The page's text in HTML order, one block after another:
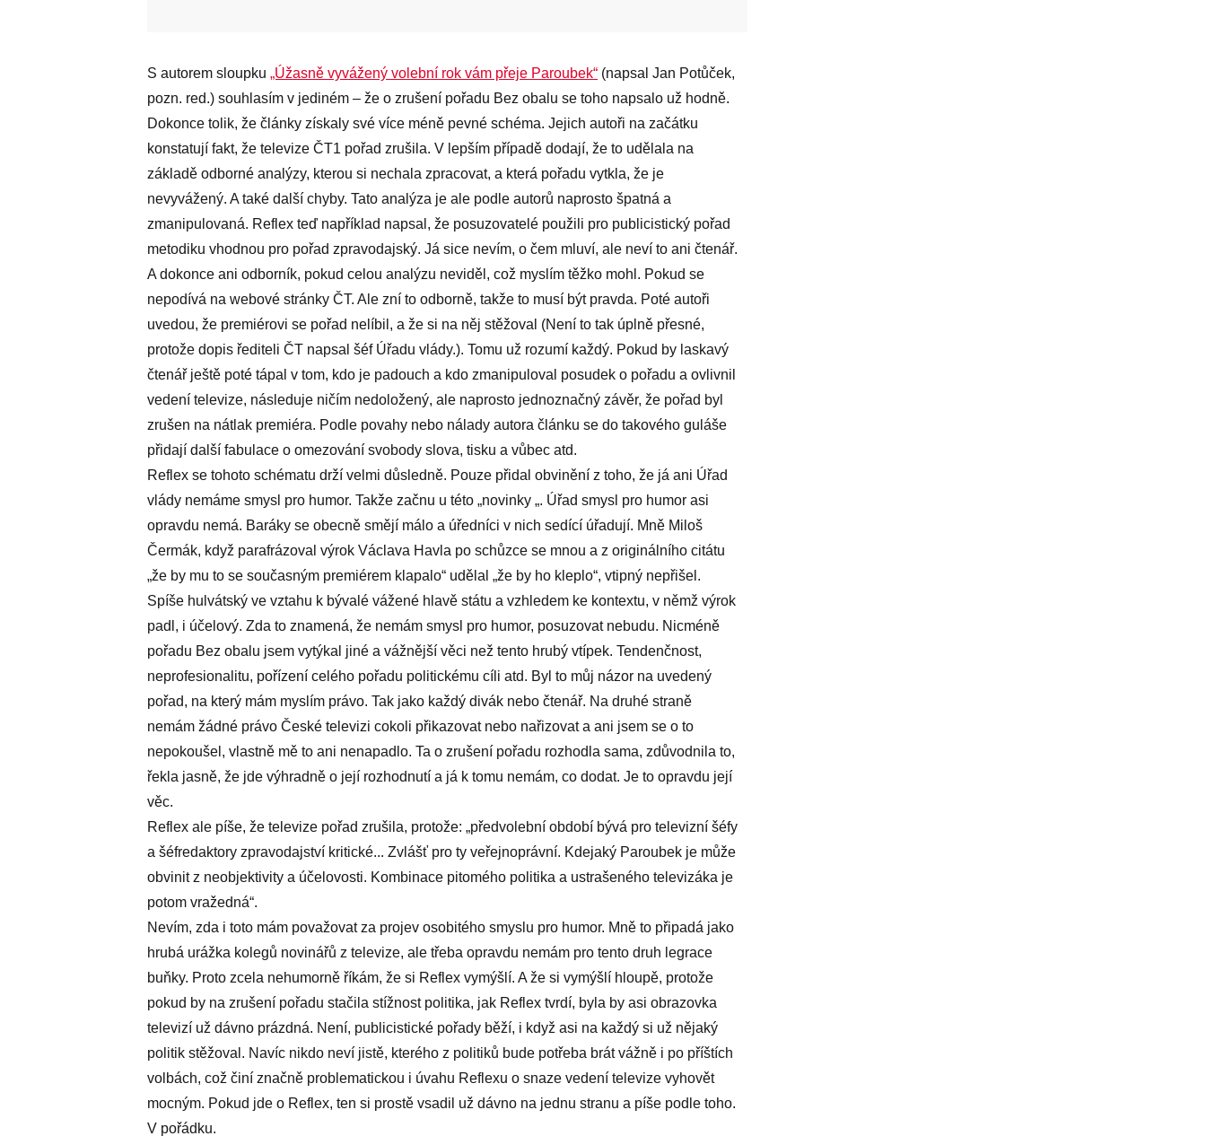
S autorem sloupku „Úžasně vyvážený volební rok vám přeje Paroubek“ (napsal Jan Potůček,
pozn. red.) souhlasím v jediném – že o zrušení pořadu Bez obalu se toho napsalo už hodně.
Dokonce tolik, že články získaly své více méně pevné schéma. Jejich autoři na začátku
konstatují fakt, že televize ČT1 pořad zrušila. V lepším případě dodají, že to udělala na
základě odborné analýzy, kterou si nechala zpracovat, a která pořadu vytkla, že je
nevyvážený. A také další chyby. Tato analýza je ale podle autorů naprosto špatná a
zmanipulovaná. Reflex teď například napsal, že posuzovatelé použili pro publicistický pořad
metodiku vhodnou pro pořad zpravodajský. Já sice nevím, o čem mluví, ale neví to ani čtenář.
A dokonce ani odborník, pokud celou analýzu neviděl, což myslím těžko mohl. Pokud se
nepodívá na webové stránky ČT. Ale zní to odborně, takže to musí být pravda. Poté autoři
uvedou, že premiérovi se pořad nelíbil, a že si na něj stěžoval (Není to tak úplně přesné,
protože dopis řediteli ČT napsal šéf Úřadu vlády.). Tomu už rozumí každý. Pokud by laskavý
čtenář ještě poté tápal v tom, kdo je padouch a kdo zmanipuloval posudek o pořadu a ovlivnil
vedení televize, následuje ničím nedoložený, ale naprosto jednoznačný závěr, že pořad byl
zrušen na nátlak premiéra. Podle povahy nebo nálady autora článku se do takového guláše
přidají další fabulace o omezování svobody slova, tisku a vůbec atd.
Reflex se tohoto schématu drží velmi důsledně. Pouze přidal obvinění z toho, že já ani Úřad
vlády nemáme smysl pro humor. Takže začnu u této „novinky „. Úřad smysl pro humor asi
opravdu nemá. Baráky se obecně smějí málo a úředníci v nich sedící úřadují. Mně Miloš
Čermák, když parafrázoval výrok Václava Havla po schůzce se mnou a z originálního citátu
„že by mu to se současným premiérem klapalo“ udělal „že by ho kleplo“, vtipný nepřišel.
Spíše hulvátský ve vztahu k bývalé vážené hlavě státu a vzhledem ke kontextu, v němž výrok
padl, i účelový. Zda to znamená, že nemám smysl pro humor, posuzovat nebudu. Nicméně
pořadu Bez obalu jsem vytýkal jiné a vážnější věci než tento hrubý vtípek. Tendenčnost,
neprofesionalitu, pořízení celého pořadu politickému cíli atd. Byl to můj názor na uvedený
pořad, na který mám myslím právo. Tak jako každý divák nebo čtenář. Na druhé straně
nemám žádné právo České televizi cokoli přikazovat nebo nařizovat a ani jsem se o to
nepokoušel, vlastně mě to ani nenapadlo. Ta o zrušení pořadu rozhodla sama, zdůvodnila to,
řekla jasně, že jde výhradně o její rozhodnutí a já k tomu nemám, co dodat. Je to opravdu její
věc.
Reflex ale píše, že televize pořad zrušila, protože: „předvolební období bývá pro televizní šéfy
a šéfredaktory zpravodajství kritické... Zvlášť pro ty veřejnoprávní. Kdejaký Paroubek je může
obvinit z neobjektivity a účelovosti. Kombinace pitomého politika a ustrašeného televizáka je
potom vražedná“.
Nevím, zda i toto mám považovat za projev osobitého smyslu pro humor. Mně to připadá jako
hrubá urážka kolegů novinářů z televize, ale třeba opravdu nemám pro tento druh legrace
buňky. Proto zcela nehumorně říkám, že si Reflex vymýšlí. A že si vymýšlí hloupě, protože
pokud by na zrušení pořadu stačila stížnost politika, jak Reflex tvrdí, byla by asi obrazovka
televizí už dávno prázdná. Není, publicistické pořady běží, i když asi na každý si už nějaký
politik stěžoval. Navíc nikdo neví jistě, kterého z politiků bude potřeba brát vážně i po příštích
volbách, což činí značně problematickou i úvahu Reflexu o snaze vedení televize vyhovět
mocným. Pokud jde o Reflex, ten si prostě vsadil už dávno na jednu stranu a píše podle toho.
V pořádku.